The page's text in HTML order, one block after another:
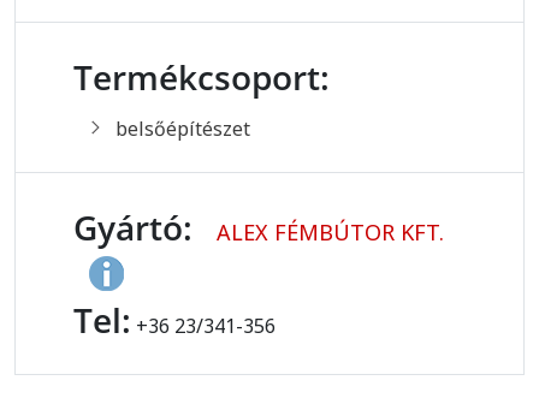
Termékcsoport:
belsőépítészet
Gyártó: ALEX FÉMBÚTOR KFT.
Tel: +36 23/341-356